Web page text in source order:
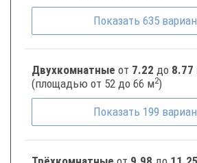
Показать 635
Двухкомнатные от 7.22 до
(площадью от 52 до 66 м2)
Показать 199